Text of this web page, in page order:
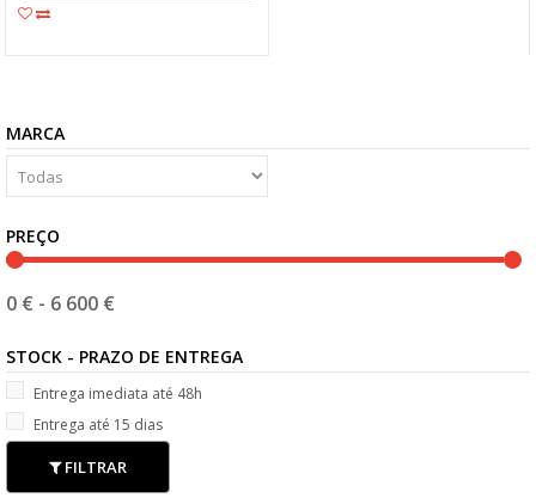
MARCA
PREÇO
0 € - 6 600 €
STOCK - PRAZO DE ENTREGA
Entrega imediata até 48h
Entrega até 15 dias
FILTRAR